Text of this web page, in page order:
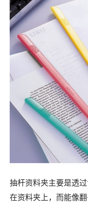
抽杆资料夹主要是透
在资料夹上，而能像